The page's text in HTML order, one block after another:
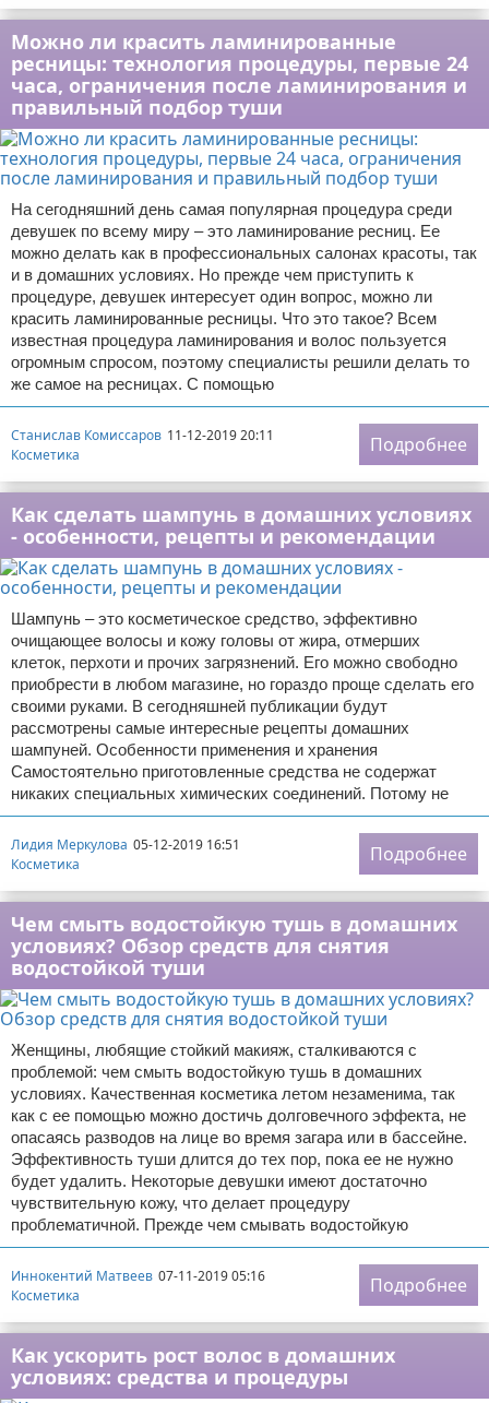
Можно ли красить ламинированные
ресницы: технология процедуры, первые 24
часа, ограничения после ламинирования и
правильный подбор туши
На сегодняшний день самая популярная процедура среди
девушек по всему миру – это ламинирование ресниц. Ее
можно делать как в профессиональных салонах красоты, так
и в домашних условиях. Но прежде чем приступить к
процедуре, девушек интересует один вопрос, можно ли
красить ламинированные ресницы. Что это такое? Всем
известная процедура ламинирования и волос пользуется
огромным спросом, поэтому специалисты решили делать то
же самое на ресницах. С помощью
Станислав Комиссаров 11-12-2019 20:11
Косметика
Подробнее
Как сделать шампунь в домашних условиях
- особенности, рецепты и рекомендации
Шампунь – это косметическое средство, эффективно
очищающее волосы и кожу головы от жира, отмерших
клеток, перхоти и прочих загрязнений. Его можно свободно
приобрести в любом магазине, но гораздо проще сделать его
своими руками. В сегодняшней публикации будут
рассмотрены самые интересные рецепты домашних
шампуней. Особенности применения и хранения
Самостоятельно приготовленные средства не содержат
никаких специальных химических соединений. Потому не
Лидия Меркулова 05-12-2019 16:51
Косметика
Подробнее
Чем смыть водостойкую тушь в домашних
условиях? Обзор средств для снятия
водостойкой туши
Женщины, любящие стойкий макияж, сталкиваются с
проблемой: чем смыть водостойкую тушь в домашних
условиях. Качественная косметика летом незаменима, так
как с ее помощью можно достичь долговечного эффекта, не
опасаясь разводов на лице во время загара или в бассейне.
Эффективность туши длится до тех пор, пока ее не нужно
будет удалить. Некоторые девушки имеют достаточно
чувствительную кожу, что делает процедуру
проблематичной. Прежде чем смывать водостойкую
Иннокентий Матвеев 07-11-2019 05:16
Косметика
Подробнее
Как ускорить рост волос в домашних
условиях: средства и процедуры